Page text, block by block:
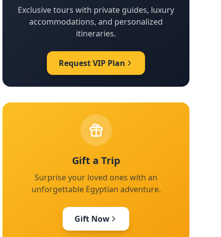
Exclusive tours with private guides, luxury
accommodations, and personalized
itineraries.
Request VIP Plan
Gift a Trip
Surprise your loved ones with an
unforgettable Egyptian adventure.
Gift Now